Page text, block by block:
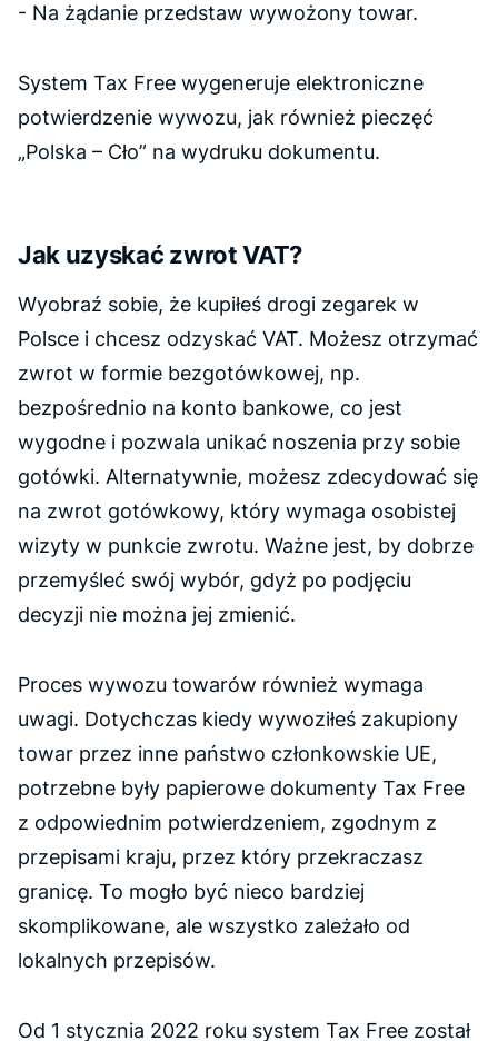
- Na żądanie przedstaw wywożony towar.
System Tax Free wygeneruje elektroniczne
potwierdzenie wywozu, jak również pieczęć
„Polska – Cło” na wydruku dokumentu.
Jak uzyskać zwrot VAT?
Wyobraź sobie, że kupiłeś drogi zegarek w
Polsce i chcesz odzyskać VAT. Możesz otrzymać
zwrot w formie bezgotówkowej, np.
bezpośrednio na konto bankowe, co jest
wygodne i pozwala unikać noszenia przy sobie
gotówki. Alternatywnie, możesz zdecydować się
na zwrot gotówkowy, który wymaga osobistej
wizyty w punkcie zwrotu. Ważne jest, by dobrze
przemyśleć swój wybór, gdyż po podjęciu
decyzji nie można jej zmienić.
Proces wywozu towarów również wymaga
uwagi. Dotychczas kiedy wywoziłeś zakupiony
towar przez inne państwo członkowskie UE,
potrzebne były papierowe dokumenty Tax Free
z odpowiednim potwierdzeniem, zgodnym z
przepisami kraju, przez który przekraczasz
granicę. To mogło być nieco bardziej
skomplikowane, ale wszystko zależało od
lokalnych przepisów.
Od 1 stycznia 2022 roku system Tax Free został